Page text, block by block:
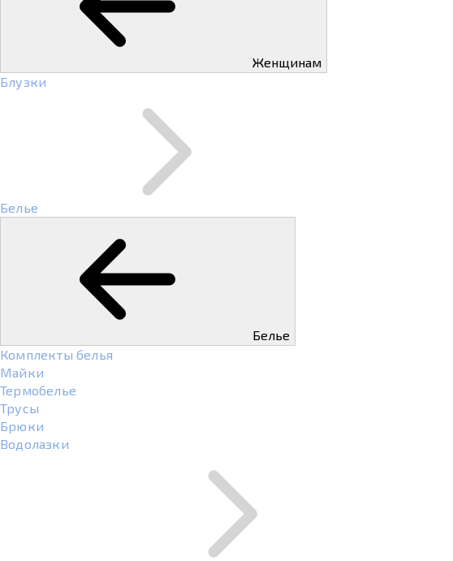
Женщинам
Блузки
Белье
Белье
Комплекты белья
Майки
Термобелье
Трусы
Брюки
Водолазки